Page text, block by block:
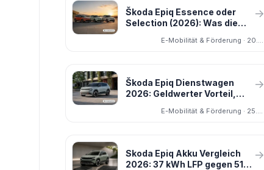
Škoda Epiq Essence oder
Selection (2026): Was die
→
E-Mobilität & Förderung · 20.05.2026
Škoda Epiq Dienstwagen
2026: Geldwerter Vorteil,
Versionen erklärt
→
E-Mobilität & Förderung · 25.06.2026
Skoda Epiq Akku Vergleich
2026: 37 kWh LFP gegen 51,7
→